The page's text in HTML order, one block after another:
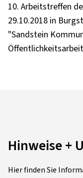
10. Arbeitstreffen
29.10.2018 in
"Sandstein
Hinweise +
Hier finden Sie